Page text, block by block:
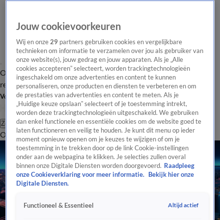
Overzicht Laatste nieuws Regionieuws Het beste van Hart
Tip de
redactie
Volg Hart van Nederland
Zoeken
OverzichtRegioUitzendingenWeerTip de redactiePanelVideo's
Jouw cookievoorkeuren
Wij en onze29 partners gebruiken cookies en vergelijkbare
technieken om informatie te verzamelen over jou als gebruiker van
onze website(s), jouw gedrag en jouw apparaten. Als je „Alle
cookies accepteren” selecteert, worden trackingtechnologieën
ingeschakeld om onze advertenties en content te kunnen
personaliseren, onze producten en diensten te verbeteren en om
de prestaties van advertenties en content te meten. Als je
„Huidige keuze opslaan” selecteert of je toestemming intrekt,
worden deze trackingtechnologieën uitgeschakeld. We gebruiken
dan enkel functionele en essentiële cookies om de website goed te
laten functioneren en veilig te houden. Je kunt dit menu op ieder
moment opnieuw openen om je keuzes te wijzigen of om je
toestemming in te trekken door op de link Cookie-instellingen
onder aan de webpagina te klikken. Je selecties zullen overal
binnen onze Digitale Diensten worden doorgevoerd. Raadpleeg
onze Cookieverklaring voor meer informatie.
Bekijk hier onze
Digitale Diensten.
Functioneel & Essentieel Altijd actief